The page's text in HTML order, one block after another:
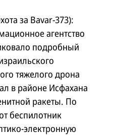
за Bavar-373):
агентство
подробный
тяжелого дрона
в районе Исфахана
ракеты. По
беспилотник
электронную